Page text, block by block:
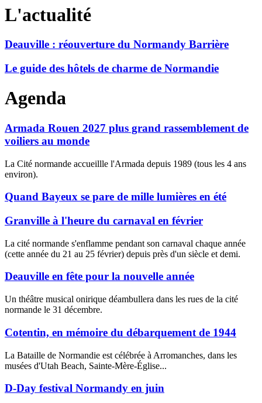
L'actualité
Deauville : réouverture du Normandy Barrière
Le guide des hôtels de charme de Normandie
Agenda
Armada Rouen 2027 plus grand rassemblement de
voiliers au monde
La Cité normande accueillle l'Armada depuis 1989 (tous les 4 ans
environ).
Quand Bayeux se pare de mille lumières en été
Granville à l'heure du carnaval en février
La cité normande s'enflamme pendant son carnaval chaque année
(cette année du 21 au 25 février) depuis près d'un siècle et demi.
Deauville en fête pour la nouvelle année
Un théâtre musical onirique déambullera dans les rues de la cité
normande le 31 décembre.
Cotentin, en mémoire du débarquement de 1944
La Bataille de Normandie est célébrée à Arromanches, dans les
musées d'Utah Beach, Sainte-Mère-Église...
D-Day festival Normandy en juin